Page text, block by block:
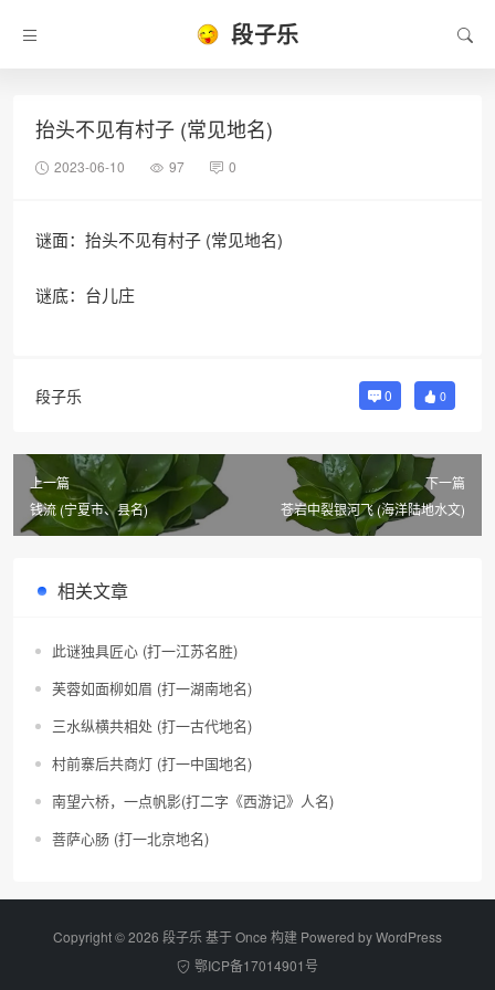
段子乐
抬头不见有村子 (常见地名)
2023-06-10 97 0
谜面：抬头不见有村子 (常见地名)
谜底：台儿庄
段子乐 0 0
上一篇
钱流 (宁夏市、县名)
下一篇
苍岩中裂银河飞 (海洋陆地水文)
相关文章
此谜独具匠心 (打一江苏名胜)
芙蓉如面柳如眉 (打一湖南地名)
三水纵横共相处 (打一古代地名)
村前寨后共商灯 (打一中国地名)
南望六桥，一点帆影(打二字《西游记》人名)
菩萨心肠 (打一北京地名)
Copyright © 2026 段子乐 基于 Once 构建 Powered byWordPress
鄂ICP备17014901号